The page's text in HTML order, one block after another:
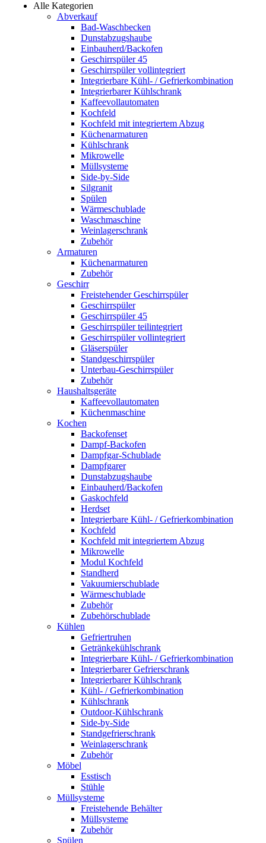
Alle Kategorien
Abverkauf
Bad-Waschbecken
Dunstabzugshaube
Einbauherd/Backofen
Geschirrspüler 45
Geschirrspüler vollintegriert
Integrierbare Kühl- / Gefrierkombination
Integrierbarer Kühlschrank
Kaffeevollautomaten
Kochfeld
Kochfeld mit integriertem Abzug
Küchenarmaturen
Kühlschrank
Mikrowelle
Müllsysteme
Side-by-Side
Silgranit
Spülen
Wärmeschublade
Waschmaschine
Weinlagerschrank
Zubehör
Armaturen
Küchenarmaturen
Zubehör
Geschirr
Freistehender Geschirrspüler
Geschirrspüler
Geschirrspüler 45
Geschirrspüler teilintegriert
Geschirrspüler vollintegriert
Gläserspüler
Standgeschirrspüler
Unterbau-Geschirrspüler
Zubehör
Haushaltsgeräte
Kaffeevollautomaten
Küchenmaschine
Kochen
Backofenset
Dampf-Backofen
Dampfgar-Schublade
Dampfgarer
Dunstabzugshaube
Einbauherd/Backofen
Gaskochfeld
Herdset
Integrierbare Kühl- / Gefrierkombination
Kochfeld
Kochfeld mit integriertem Abzug
Mikrowelle
Modul Kochfeld
Standherd
Vakuumierschublade
Wärmeschublade
Zubehör
Zubehörschublade
Kühlen
Gefriertruhen
Getränkekühlschrank
Integrierbare Kühl- / Gefrierkombination
Integrierbarer Gefrierschrank
Integrierbarer Kühlschrank
Kühl- / Gefrierkombination
Kühlschrank
Outdoor-Kühlschrank
Side-by-Side
Standgefrierschrank
Weinlagerschrank
Zubehör
Möbel
Esstisch
Stühle
Müllsysteme
Freistehende Behälter
Müllsysteme
Zubehör
Spülen